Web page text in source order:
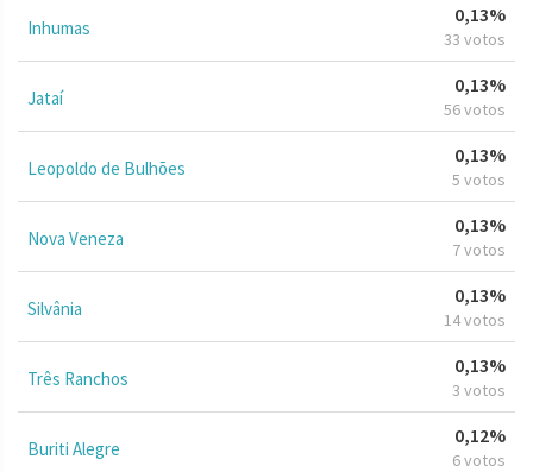
Inhumas
0,13%
33 votos
Jataí
0,13%
56 votos
Leopoldo de Bulhões
0,13%
5 votos
Nova Veneza
0,13%
7 votos
Silvânia
0,13%
14 votos
Três Ranchos
0,13%
3 votos
Buriti Alegre
0,12%
6 votos